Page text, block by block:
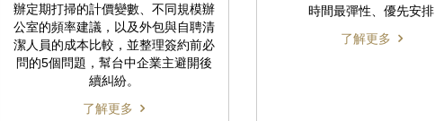
辦定期打掃的計價變數、不同規模辦
公室的頻率建議，以及外包與自聘清
潔人員的成本比較，並整理簽約前必
問的5個問題，幫台中企業主避開後
續糾紛。
了解更多
時間最彈性、優先安排
了解更多